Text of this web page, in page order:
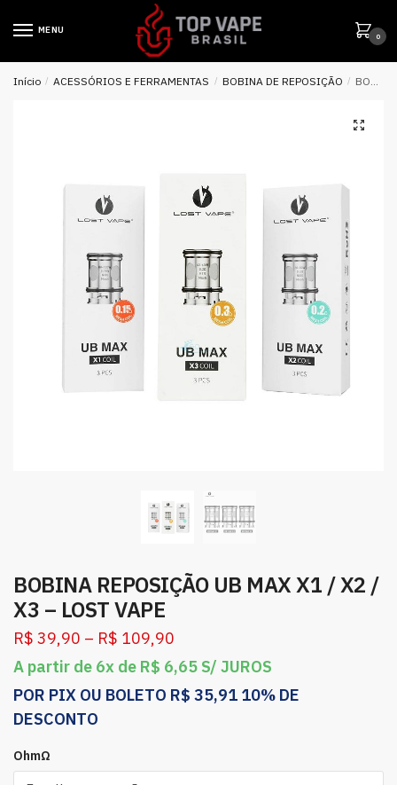
MENU
0
Início / ACESSÓRIOS E FERRAMENTAS / BOBINA DE REPOSIÇÃO / BOBINA REPOSIÇÃO UB MAX X1 / X2 / X3 – LOST VAPE
BOBINA REPOSIÇÃO UB MAX X1 / X2 /
X3 – LOST VAPE
R$ 39,90 – R$ 109,90
A partir de 6x de R$ 6,65 S/ JUROS
POR PIX OU BOLETO R$ 35,91 10% DE
DESCONTO
OhmΩ